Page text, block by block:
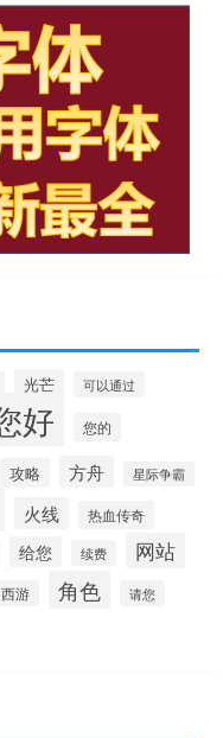
光芒 可以通过
好 您的
攻略 方舟 星际争霸
火线 热血传奇
给您 续费 网站
西游 角色 请您